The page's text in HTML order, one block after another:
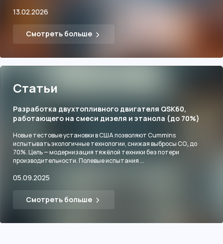
13.02.2026
Смотреть больше
Статьи
Разработка двухтопливного двигателя QSK60,
работающего на смеси дизеля и этанола (до 70%)
Новые тестовые установки в США позволяют Cummins
испытывать экологичные технологии, снижая выбросы CO₂ до
70%. Цель — модернизация тяжёлой техники без потери
производительности. Полевые испытания ...
05.09.2025
Смотреть больше